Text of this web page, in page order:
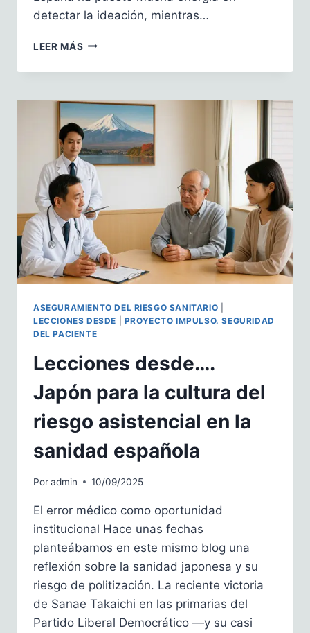
detectar la ideación, mientras…
LEER MÁS PREVENCIÓN
SUICIDIO:
DESDE
URUGUAY
Y
DESDE
ESPAÑA
ASEGURAMIENTO DEL RIESGO SANITARIO
LECCIONES DESDE
PROYECTO IMPULSO. SEGURIDAD
DEL PACIENTE
Lecciones desde….
Japón para la cultura del
riesgo asistencial en la
sanidad española
Poradmin 10/09/2025
El error médico como oportunidad
institucional Hace unas fechas
planteábamos en este mismo blog una
reflexión sobre la sanidad japonesa y su
riesgo de politización. La reciente victoria
de Sanae Takaichi en las primarias del
Partido Liberal Democrático —y su casi